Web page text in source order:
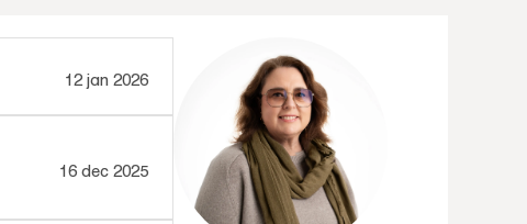
12 jan 2026
16 dec 2025